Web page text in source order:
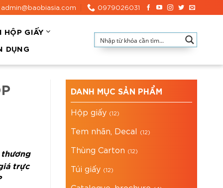
admin@baobiasia.com 0979026031
HỘP GIẤY
DỤNG
trực
DANH MỤC SẢN PHẨM
Hộp giấy (12)
Tem nhãn, Decal (12)
Thùng Carton (12)
Túi giấy (12)